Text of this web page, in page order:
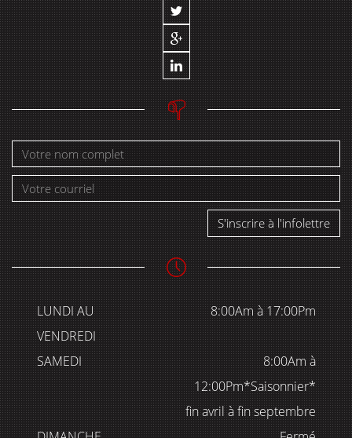
S'inscrire à l'infolettre
LUNDI AU
VENDREDI
8:00Am à 17:00Pm
SAMEDI
8:00Am à
12:00Pm*Saisonnier*
fin avril à fin septembre